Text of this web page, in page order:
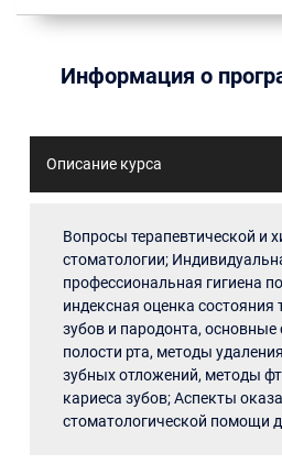
Информация о
Описание курса
Вопросы терапевтической и
стоматологии;
профессиональная гигиена
индексная оценка состояния
зубов и пародонта, основные
полости рта, методы
зубных отложений, методы
кариеса зубов; Аспекты
стоматологической помощи